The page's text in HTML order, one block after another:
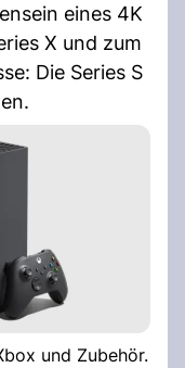
eines 4K
X und zum
Die Series S
und Zubehör.